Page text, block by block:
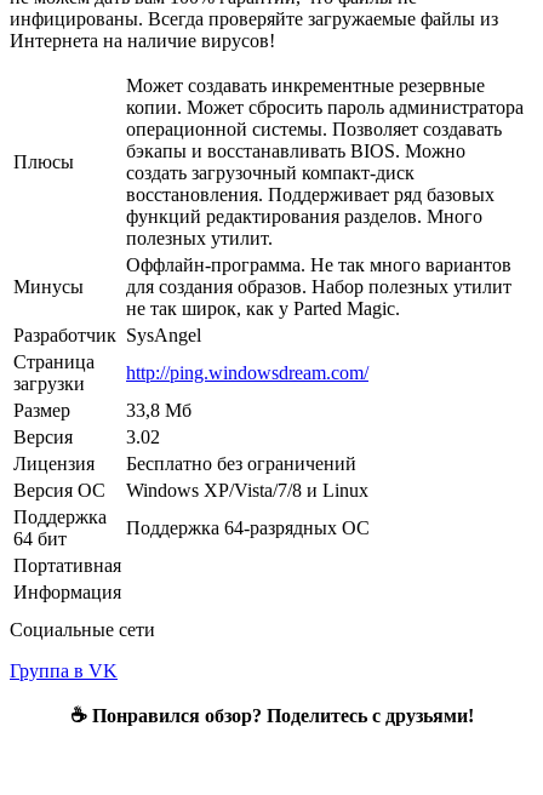
инфицированы. Всегда проверяйте загружаемые файлы из
Интернета на наличие вирусов!
Плюсы
Может создавать инкрементные резервные
копии. Может сбросить пароль администратора
операционной системы. Позволяет создавать
бэкапы и восстанавливать BIOS. Можно
создать загрузочный компакт-диск
восстановления. Поддерживает ряд базовых
функций редактирования разделов. Много
полезных утилит.
Минусы
Оффлайн-программа. Не так много вариантов
для создания образов. Набор полезных утилит
не так широк, как у Parted Magic.
Разработчик SysAngel
Страница
загрузки
http://ping.windowsdream.com/
Размер
33,8 Мб
Версия
3.02
Лицензия
Бесплатно без ограничений
Версия ОС
Windows XP/Vista/7/8 и Linux
Поддержка
64 бит
Поддержка 64-разрядных ОС
Портативная
Информация
Социальные сети
Группа в VK
☕ Понравился обзор? Поделитесь с друзьями!